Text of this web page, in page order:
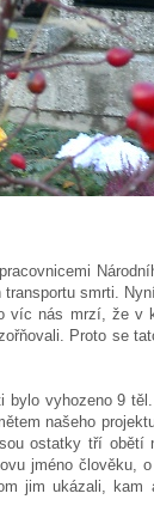
smrti.
nás mrzí, že v
Proto se
vyhozeno 9
našeho
ostatky tří
jméno
jim ukázali,